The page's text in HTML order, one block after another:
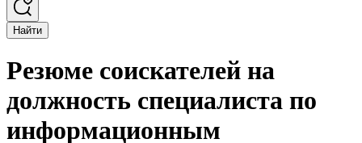
Найти
Резюме соискателей на
должность специалиста по
информационным